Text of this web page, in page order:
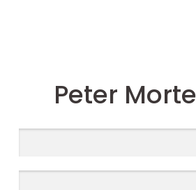
Peter